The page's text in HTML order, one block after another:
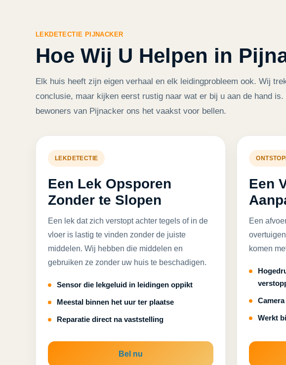
LEKDETECTIE PIJNACKER
Hoe Wij U Helpen in
Elk huis heeft zijn eigen verhaal en elk leidingprobleem ook. Wij
conclusie, maar kijken eerst rustig naar wat er bij u aan de hand
bewoners van Pijnacker ons het vaakst voor bellen.
LEKDETECTIE
Een Lek Opsporen
Zonder te Slopen
Een lek dat zich verstopt achter tegels of in de
vloer is lastig te vinden zonder de juiste
middelen. Wij hebben die middelen en
gebruiken ze zonder uw huis te beschadigen.
Sensor die lekgeluid in leidingen oppikt
Meestal binnen het uur ter plaatse
Reparatie direct na vaststelling
Bel nu
Een
Een
komen
Werkt